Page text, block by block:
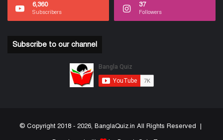
6,360
Subscribers
37
Followers
Subscribe to our channel
© Copyright 2018 - 2026, BanglaQuiz.in All Rights Reserved |